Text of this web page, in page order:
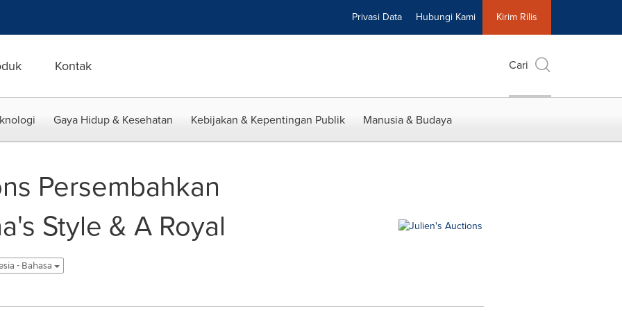
Privasi Data Hubungi Kami Kirim Rilis
Kontak Cari
Gaya Hidup & Kesehatan Kebijakan & Kepentingan Publik Manusia & Budaya
Persembahkan
Style & A Royal
- Bahasa